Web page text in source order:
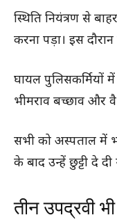
स्थिति नियंत्रण से
करना पड़ा। इस
घायल पुलिसकर्मियों
भीमराव बच्छाव और
सभी को अस्पताल में
के बाद उन्हें छुट्टी दे दी
तीन उपद्रवी